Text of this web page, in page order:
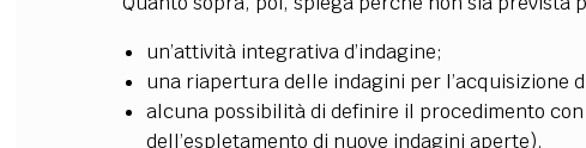
un’attività integrativa d’indagine;
una riapertura delle indagini per l’acquisizione
alcuna possibilità di definire il procedimento
dell’espletamento di nuove indagini aperte).